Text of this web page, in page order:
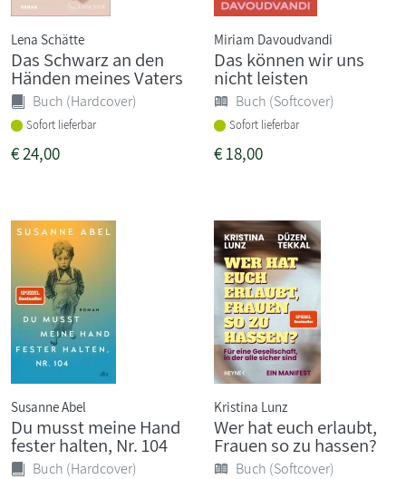
Lena Schätte
Das Schwarz an den
Händen meines Vaters
Buch (Hardcover)
Sofort lieferbar
€24,00
Miriam Davoudvandi
Das können wir uns
nicht leisten
Buch (Softcover)
Sofort lieferbar
€18,00
Susanne Abel
Du musst meine Hand
fester halten, Nr. 104
Buch (Hardcover)
Kristina Lunz
Wer hat euch erlaubt,
Frauen so zu hassen?
Buch (Softcover)